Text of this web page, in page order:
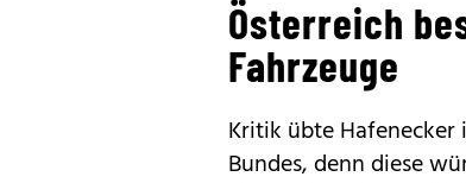
Österreich
Fahrzeuge
Kritik übte Hafenecker
Bundes, denn diese